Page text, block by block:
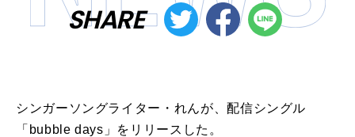
SHARE
シンガーソングライター・れんが、配信シングル
「bubble days」をリリースした。